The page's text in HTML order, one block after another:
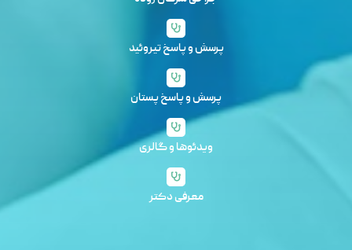
پرسش و پاسخ تیروئید
پرسش و پاسخ پستان
ویدئوها و گالری
معرفی دکتر